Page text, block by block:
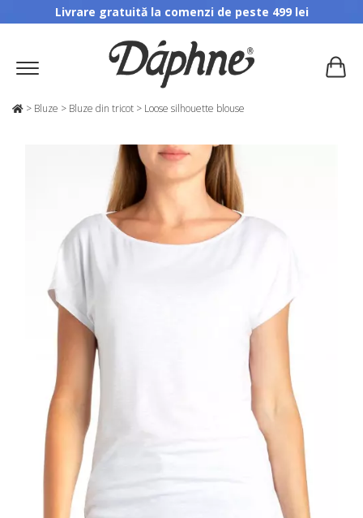
Livrare gratuită la comenzi de peste 499 lei
> Bluze > Bluze din tricot > Loose silhouette blouse